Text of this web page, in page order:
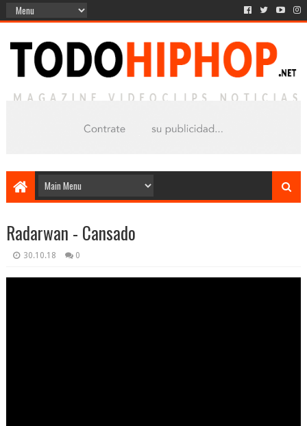
Radarwan - Cansado
30.10.18 0